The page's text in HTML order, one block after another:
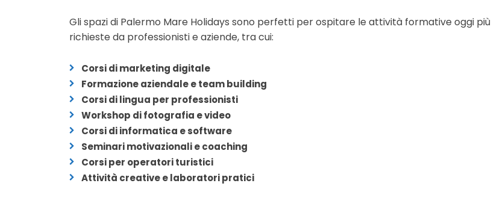
Gli spazi di Palermo Mare Holidays sono perfetti per ospitare le attività formative oggi più
richieste da professionisti e aziende, tra cui:
Corsi di marketing digitale
Formazione aziendale e team building
Corsi di lingua per professionisti
Workshop di fotografia e video
Corsi di informatica e software
Seminari motivazionali e coaching
Corsi per operatori turistici
Attività creative e laboratori pratici